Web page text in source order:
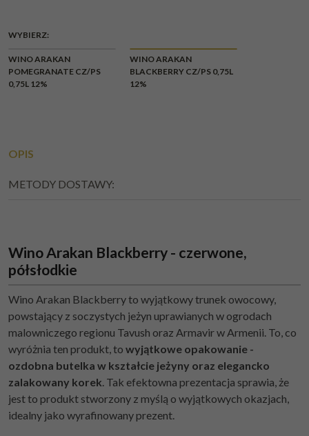
WYBIERZ:
WINO ARAKAN
POMEGRANATE CZ/PS
0,75L 12%
WINO ARAKAN
BLACKBERRY CZ/PS 0,75L
12%
OPIS
METODY DOSTAWY:
Wino Arakan Blackberry - czerwone,
półsłodkie
Wino Arakan Blackberry to wyjątkowy trunek owocowy,
powstający z soczystych jeżyn uprawianych w ogrodach
malowniczego regionu Tavush oraz Armavir w Armenii. To, co
wyróżnia ten produkt, to wyjątkowe opakowanie -
ozdobna butelka w kształcie jeżyny oraz elegancko
zalakowany korek. Tak efektowna prezentacja sprawia, że
jest to produkt stworzony z myślą o wyjątkowych okazjach,
idealny jako wyrafinowany prezent.